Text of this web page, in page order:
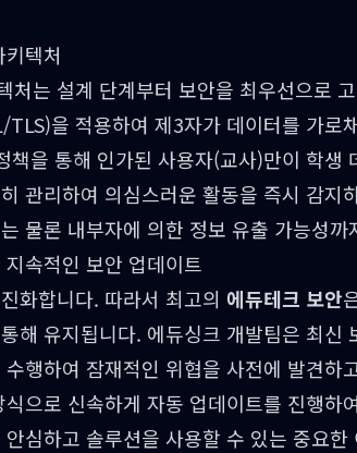
텍처
처는 설계 단계부터 보안을 최우선으로
TLS)을 적용하여 제3자가 데이터를 가로
책을 통해 인가된 사용자(교사)만이 학
관리하여 의심스러운 활동을 즉시 감
물론 내부자에 의한 정보 유출 가능성까
속적인 보안 업데이트
화합니다. 따라서 최고의 에듀테크 보안
해 유지됩니다. 에듀싱크 개발팀은 최신
행하여 잠재적인 위협을 사전에 발견
으로 신속하게 자동 업데이트를 진행
심하고 솔루션을 사용할 수 있는 중요한